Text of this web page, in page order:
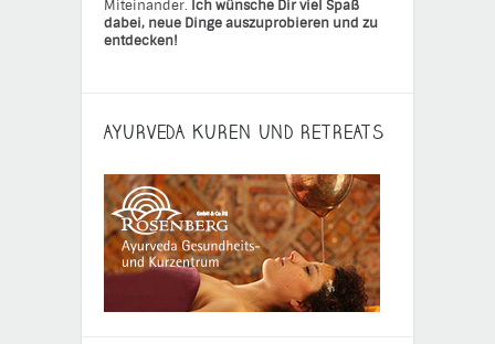
Miteinander. Ich wünsche Dir viel Spaß
dabei, neue Dinge auszuprobieren und zu
entdecken!
AYURVEDA KUREN UND RETREATS